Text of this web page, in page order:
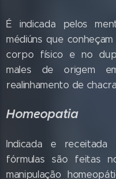
É indicada pelos
médiúns que
corpo físico e no
males de origem
realinhamento de
Homeopatia
Indicada e receitada
fórmulas são feitas
manipulação